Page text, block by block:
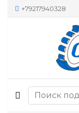
+79217940328